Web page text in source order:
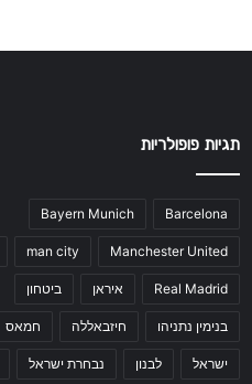
תגיות פופולריות
Barcelona
Bayern Munich
Manchester United
man city
Real Madrid איראן ביטחון
בנימין נתניהו חיזבאללה חמאס
ישראל לבנון נבחרת ישראל